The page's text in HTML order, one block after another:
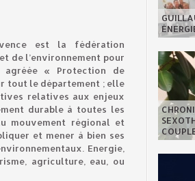
est la fédération
de l’environnement pour
agréée « Protection de
tout le département ; elle
relatives aux enjeux
durable à toutes les
mouvement régional et
et mener à bien ses
Energie,
agriculture, eau, ou